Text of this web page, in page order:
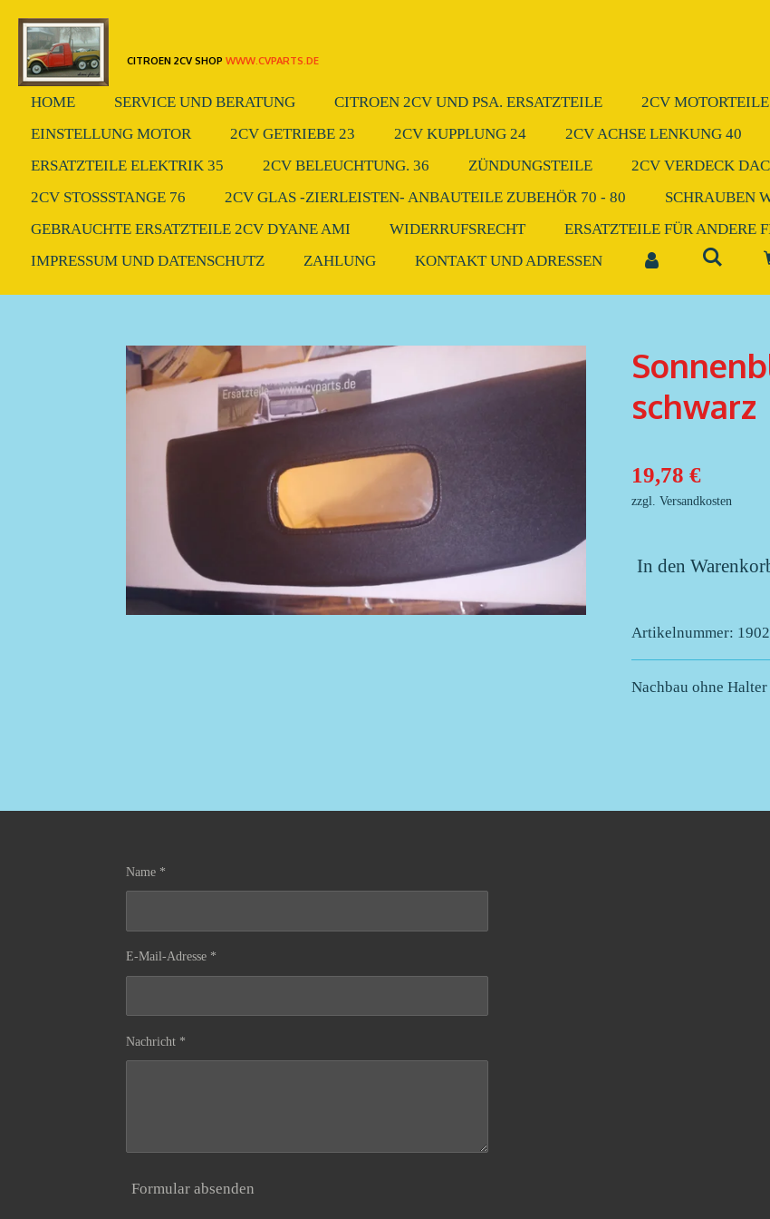
Zum
Hauptinhalt
springen
CITROEN 2CV SHOP WWW.CVPARTS.DE
HOME SERVICE UND BERATUNG CITROEN 2CV UND PSA. ERSATZTEILE 2CV
EINSTELLUNG MOTOR
2CV GETRIEBE 23 2CV KUPPLUNG 24 2CV ACHSE LENKUNG 40
ERSATZTEILE ELEKTRIK 35
2CV BELEUCHTUNG. 36 ZÜNDUNGSTEILE 2CV VERDECK
2CV STOSSSTANGE 76
2CV GLAS -ZIERLEISTEN- ANBAUTEILE ZUBEHÖR 70 - 80 SCHRAUBEN
GEBRAUCHTE ERSATZTEILE 2CV DYANE AMI
WIDERRUFSRECHT
ERSATZTEILE FÜR ANDERE
IMPRESSUM UND DATENSCHUTZ
ZAHLUNG KONTAKT UND ADRESSEN
schwarz
19,78 €
zzgl. Versandkosten
In den
Artikelnummer:
Nachbau ohne Halter
Name *
E-Mail-Adresse *
Nachricht *
Formular absenden